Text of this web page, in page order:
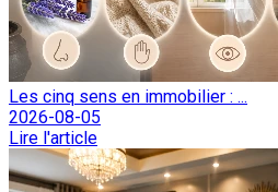
Les cinq sens en immobilier : ...
2026-08-05
Lire l'article